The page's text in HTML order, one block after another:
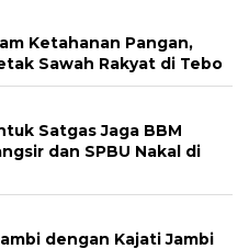
Ketahanan Pangan,
Sawah Rakyat di Tebo
Satgas Jaga BBM
dan SPBU Nakal di
dengan Kajati Jambi